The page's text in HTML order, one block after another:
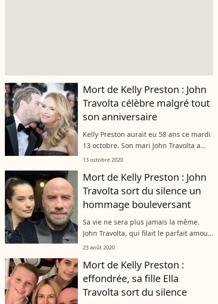
Mort de Kelly Preston : John
Travolta célèbre malgré tout
son anniversaire
Kelly Preston aurait eu 58 ans ce mardi
13 octobre. Son mari John Travolta a
tenu à célébrer cet anniversaire
leur mariage, vieille de vingt-neuf...
13 octobre 2020
Mort de Kelly Preston : John
Travolta sort du silence un
hommage bouleversant
Sa vie ne sera plus jamais la même.
John Travolta, qui filait le parfait amour
avec Kelly Preston depuis trois
tenir sans elle. La maladie a séparé...
23 août 2020
Mort de Kelly Preston :
effondrée, sa fille Ella
Travolta sort du silence